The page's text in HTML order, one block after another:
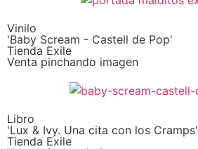
Vinilo
'Baby Scream - Castell de Pop'
Tienda Exile
Venta pinchando imagen
Libro
'Lux & Ivy. Una cita con los Cramps'
Tienda Exile